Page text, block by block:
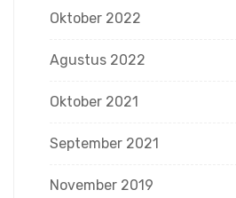
Oktober 2022
Agustus 2022
Oktober 2021
September 2021
November 2019